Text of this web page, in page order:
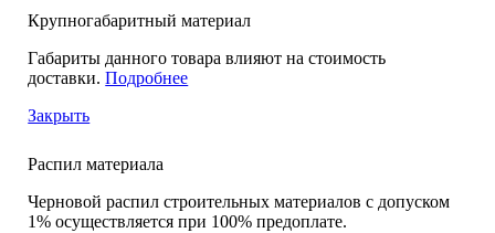
Крупногабаритный материал
Габариты данного товара влияют на стоимость
доставки.Подробнее
Закрыть
Распил материала
Черновой распил строительных материалов с допуском
1% осуществляется при 100% предоплате.